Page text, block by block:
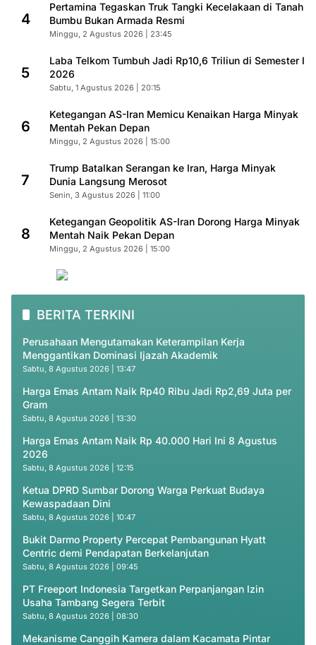
4
Pertamina Tegaskan Truk Tangki Kecelakaan di Tanah
Bumbu Bukan Armada Resmi
Minggu, 2 Agustus 2026 | 23:45
5
Laba Telkom Tumbuh Jadi Rp10,6 Triliun di Semester I
2026
Sabtu, 1 Agustus 2026 | 20:15
6
Ketegangan AS-Iran Memicu Kenaikan Harga Minyak
Mentah Pekan Depan
Minggu, 2 Agustus 2026 | 15:00
7
Trump Batalkan Serangan ke Iran, Harga Minyak
Dunia Langsung Merosot
Senin, 3 Agustus 2026 | 11:00
8
Ketegangan Geopolitik AS-Iran Dorong Harga Minyak
Mentah Naik Pekan Depan
Minggu, 2 Agustus 2026 | 15:00
BERITA TERKINI
Perusahaan Mengutamakan Keterampilan Kerja
Menggantikan Dominasi Ijazah Akademik
Sabtu, 8 Agustus 2026 | 13:47
Harga Emas Antam Naik Rp40 Ribu Jadi Rp2,69 Juta per
Gram
Sabtu, 8 Agustus 2026 | 13:30
Harga Emas Antam Naik Rp 40.000 Hari Ini 8 Agustus
2026
Sabtu, 8 Agustus 2026 | 12:15
Ketua DPRD Sumbar Dorong Warga Perkuat Budaya
Kewaspadaan Dini
Sabtu, 8 Agustus 2026 | 10:47
Bukit Darmo Property Percepat Pembangunan Hyatt
Centric demi Pendapatan Berkelanjutan
Sabtu, 8 Agustus 2026 | 09:45
PT Freeport Indonesia Targetkan Perpanjangan Izin
Usaha Tambang Segera Terbit
Sabtu, 8 Agustus 2026 | 08:30
Mekanisme Canggih Kamera dalam Kacamata Pintar